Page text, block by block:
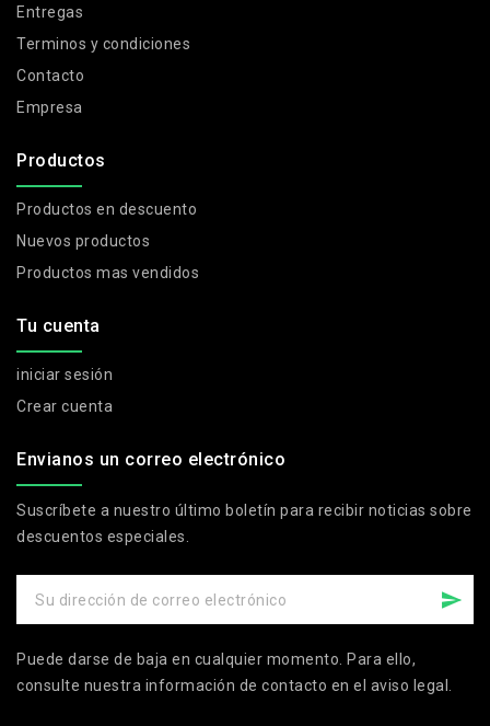
Entregas
Terminos y condiciones
Contacto
Empresa
Productos
Productos en descuento
Nuevos productos
Productos mas vendidos
Tu cuenta
iniciar sesión
Crear cuenta
Envianos un correo electrónico
Suscríbete a nuestro último boletín para recibir noticias sobre
descuentos especiales.
Puede darse de baja en cualquier momento. Para ello,
consulte nuestra información de contacto en el aviso legal.